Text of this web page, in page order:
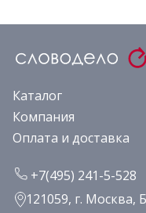
Каталог
Компания
Оплата и доставка
+7(495) 241-5-528
121059, г. Москва,